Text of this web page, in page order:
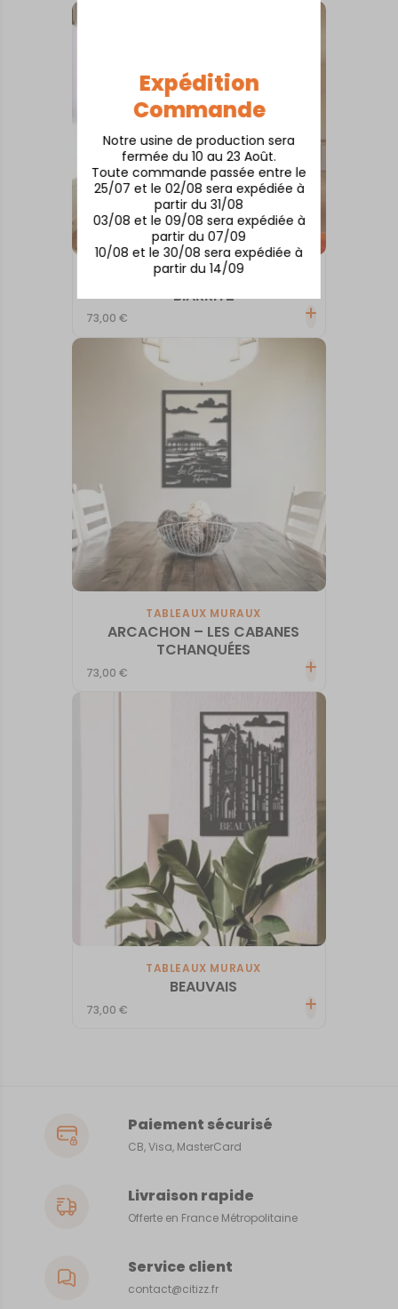
Expédition
Commande
Notre usine de production sera
fermée du 10 au 23 Août.
Toute commande passée entre le
25/07 et le 02/08 sera expédiée à
partir du 31/08
03/08 et le 09/08 sera expédiée à
partir du 07/09
10/08 et le 30/08 sera expédiée à
partir du 14/09
TABLEAUX MURAUX
BIARRITZ
73,00€
TABLEAUX MURAUX
ARCACHON – LES CABANES
TCHANQUÉES
73,00€
TABLEAUX MURAUX
BEAUVAIS
73,00€
Paiement sécurisé
CB, Visa, MasterCard
Livraison rapide
Offerte en France Métropolitaine
Service client
contact@citizz.fr